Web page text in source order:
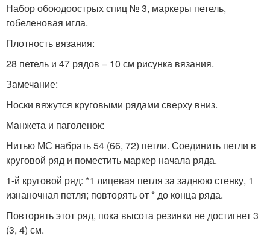
Набор обоюдоострых спиц № 3, маркеры петель,
гобеленовая игла.
Плотность вязания:
28 петель и 47 рядов = 10 см рисунка вязания.
Замечание:
Носки вяжутся круговыми рядами сверху вниз.
Манжета и паголенок:
Нитью МС набрать 54 (66, 72) петли. Соединить петли в
круговой ряд и поместить маркер начала ряда.
1-й круговой ряд: *1 лицевая петля за заднюю стенку, 1
изнаночная петля; повторять от * до конца ряда.
Повторять этот ряд, пока высота резинки не достигнет 3
(3, 4) см.